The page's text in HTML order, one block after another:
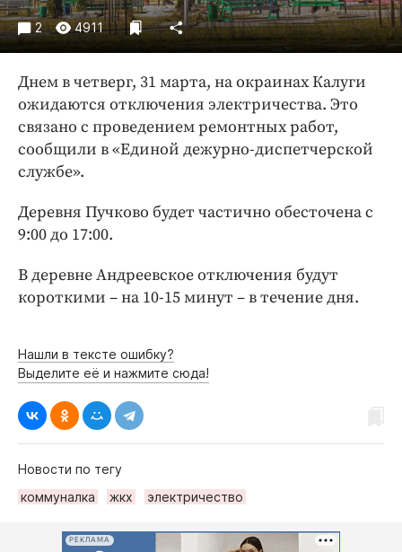
Спорт
Экономика и бизнес
ПРОЕКТЫ
Блоги
Издания
Медиаперсона
Клиника года
Бренд года
Работодатель года
2 4911
Днем в четверг, 31 марта, на окраинах Калуги
ожидаются отключения электричества. Это
связано с проведением ремонтных работ,
сообщили в «Единой дежурно-диспетчерской
службе».
Деревня Пучково будет частично обесточена с
9:00 до 17:00.
В деревне Андреевское отключения будут
короткими – на 10-15 минут – в течение дня.
Нашли в тексте ошибку?
Выделите её и нажмите сюда!
Новости по тегу
коммуналка
жкх электричество
РЕКЛАМА